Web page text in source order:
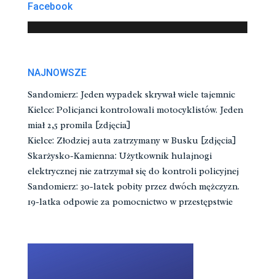
Facebook
NAJNOWSZE
Sandomierz: Jeden wypadek skrywał wiele tajemnic
Kielce: Policjanci kontrolowali motocyklistów. Jeden
miał 2,5 promila [zdjęcia]
Kielce: Złodziej auta zatrzymany w Busku [zdjęcia]
Skarżysko-Kamienna: Użytkownik hulajnogi
elektrycznej nie zatrzymał się do kontroli policyjnej
Sandomierz: 30-latek pobity przez dwóch mężczyzn.
19-latka odpowie za pomocnictwo w przestępstwie